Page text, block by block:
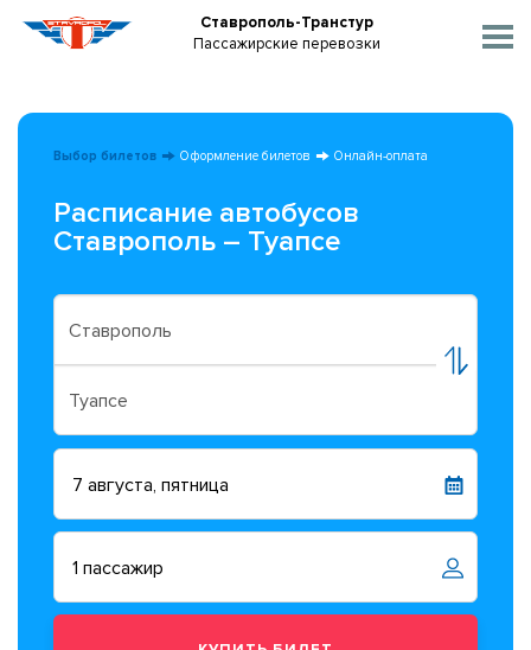
Ставрополь-Транстур
Пассажирские перевозки
Выбор билетов Оформление билетов Онлайн-оплата
Расписание автобусов
Ставрополь – Туапсе